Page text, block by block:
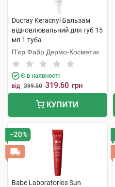
Ducray Keracnyl Бальзам
відновлювальний для губ 15
мл 1 туба
П'єр Фабр Дермо-Косметик
Є в наявності
від 399.50 319.60 грн
КУПИТИ
−20%
Babe Laboratorios Sun